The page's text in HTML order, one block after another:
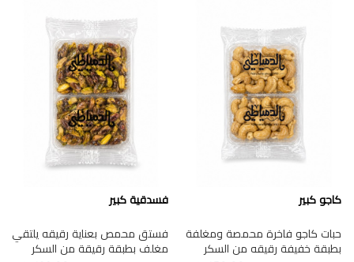
كاجو كبير
حبات كاجو فاخرة محمصة ومغلفة
بطبقة خفيفة رقيقه من السكر
فسدقية كبير
فستق محمص بعناية رقيقه يلتقي
مغلف بطبقة رقيقة من السكر